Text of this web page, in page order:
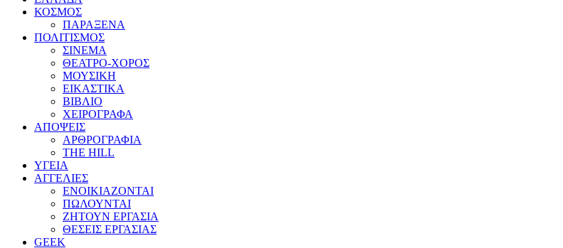
ΚΟΣΜΟΣ
ΠΑΡΑΞΕΝΑ
ΠΟΛΙΤΙΣΜΟΣ
ΣΙΝΕΜΑ
ΘΕΑΤΡΟ-ΧΟΡΟΣ
ΜΟΥΣΙΚΗ
ΕΙΚΑΣΤΙΚΑ
ΒΙΒΛΙΟ
ΧΕΙΡΟΓΡΑΦΑ
ΑΠΟΨΕΙΣ
ΑΡΘΡΟΓΡΑΦΙΑ
THE HILL
ΥΓΕΙΑ
ΑΓΓΕΛΙΕΣ
ΕΝΟΙΚΙΑΖΟΝΤΑΙ
ΠΩΛΟΥΝΤΑΙ
ΖΗΤΟΥΝ ΕΡΓΑΣΙΑ
ΘΕΣΕΙΣ ΕΡΓΑΣΙΑΣ
GEEK